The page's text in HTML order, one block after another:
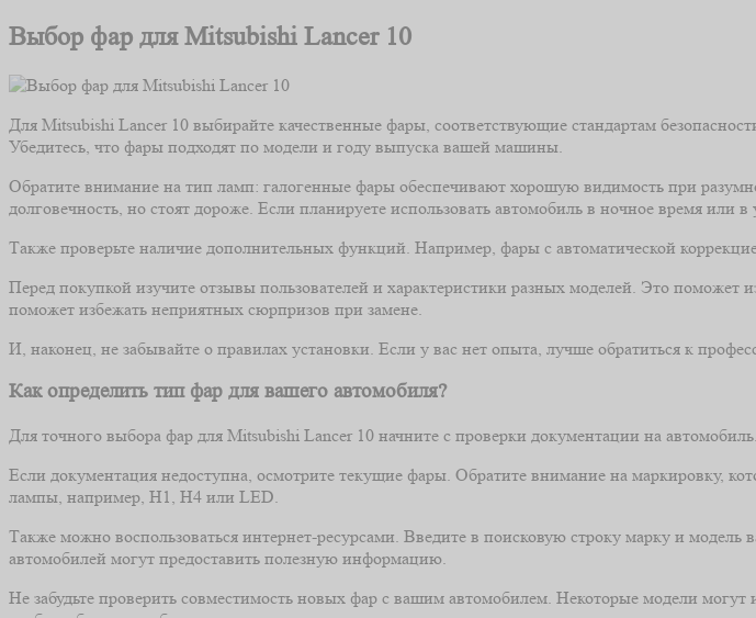
Выбор фар для Mitsubishi Lancer 10
Для Mitsubishi Lancer 10 выбирайте качественные фары, соответствующие стандартам
Убедитесь, что фары подходят по модели и году выпуска вашей машины.
Обратите внимание на тип ламп: галогенные фары обеспечивают хорошую видимость при
долговечность, но стоят дороже. Если планируете использовать автомобиль в ночное время
Также проверьте наличие дополнительных функций. Например, фары с автоматической
Перед покупкой изучите отзывы пользователей и характеристики разных моделей. Это поможет
поможет избежать неприятных сюрпризов при замене.
И, наконец, не забывайте о правилах установки. Если у вас нет опыта, лучше обратиться к
Как определить тип фар для вашего автомобиля?
Для точного выбора фар для Mitsubishi Lancer 10 начните с проверки документации на
Если документация недоступна, осмотрите текущие фары. Обратите внимание на маркировку,
лампы, например, H1, H4 или LED.
Также можно воспользоваться интернет-ресурсами. Введите в поисковую строку марку и
автомобилей могут предоставить полезную информацию.
Не забудьте проверить совместимость новых фар с вашим автомобилем. Некоторые модели